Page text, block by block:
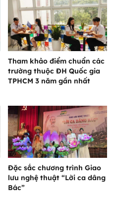
Tham khảo điểm chuẩn các
trường thuộc ĐH Quốc gia
TPHCM 3 năm gần nhất
Đặc sắc chương trình Giao
lưu nghệ thuật “Lời ca dâng
Bác”